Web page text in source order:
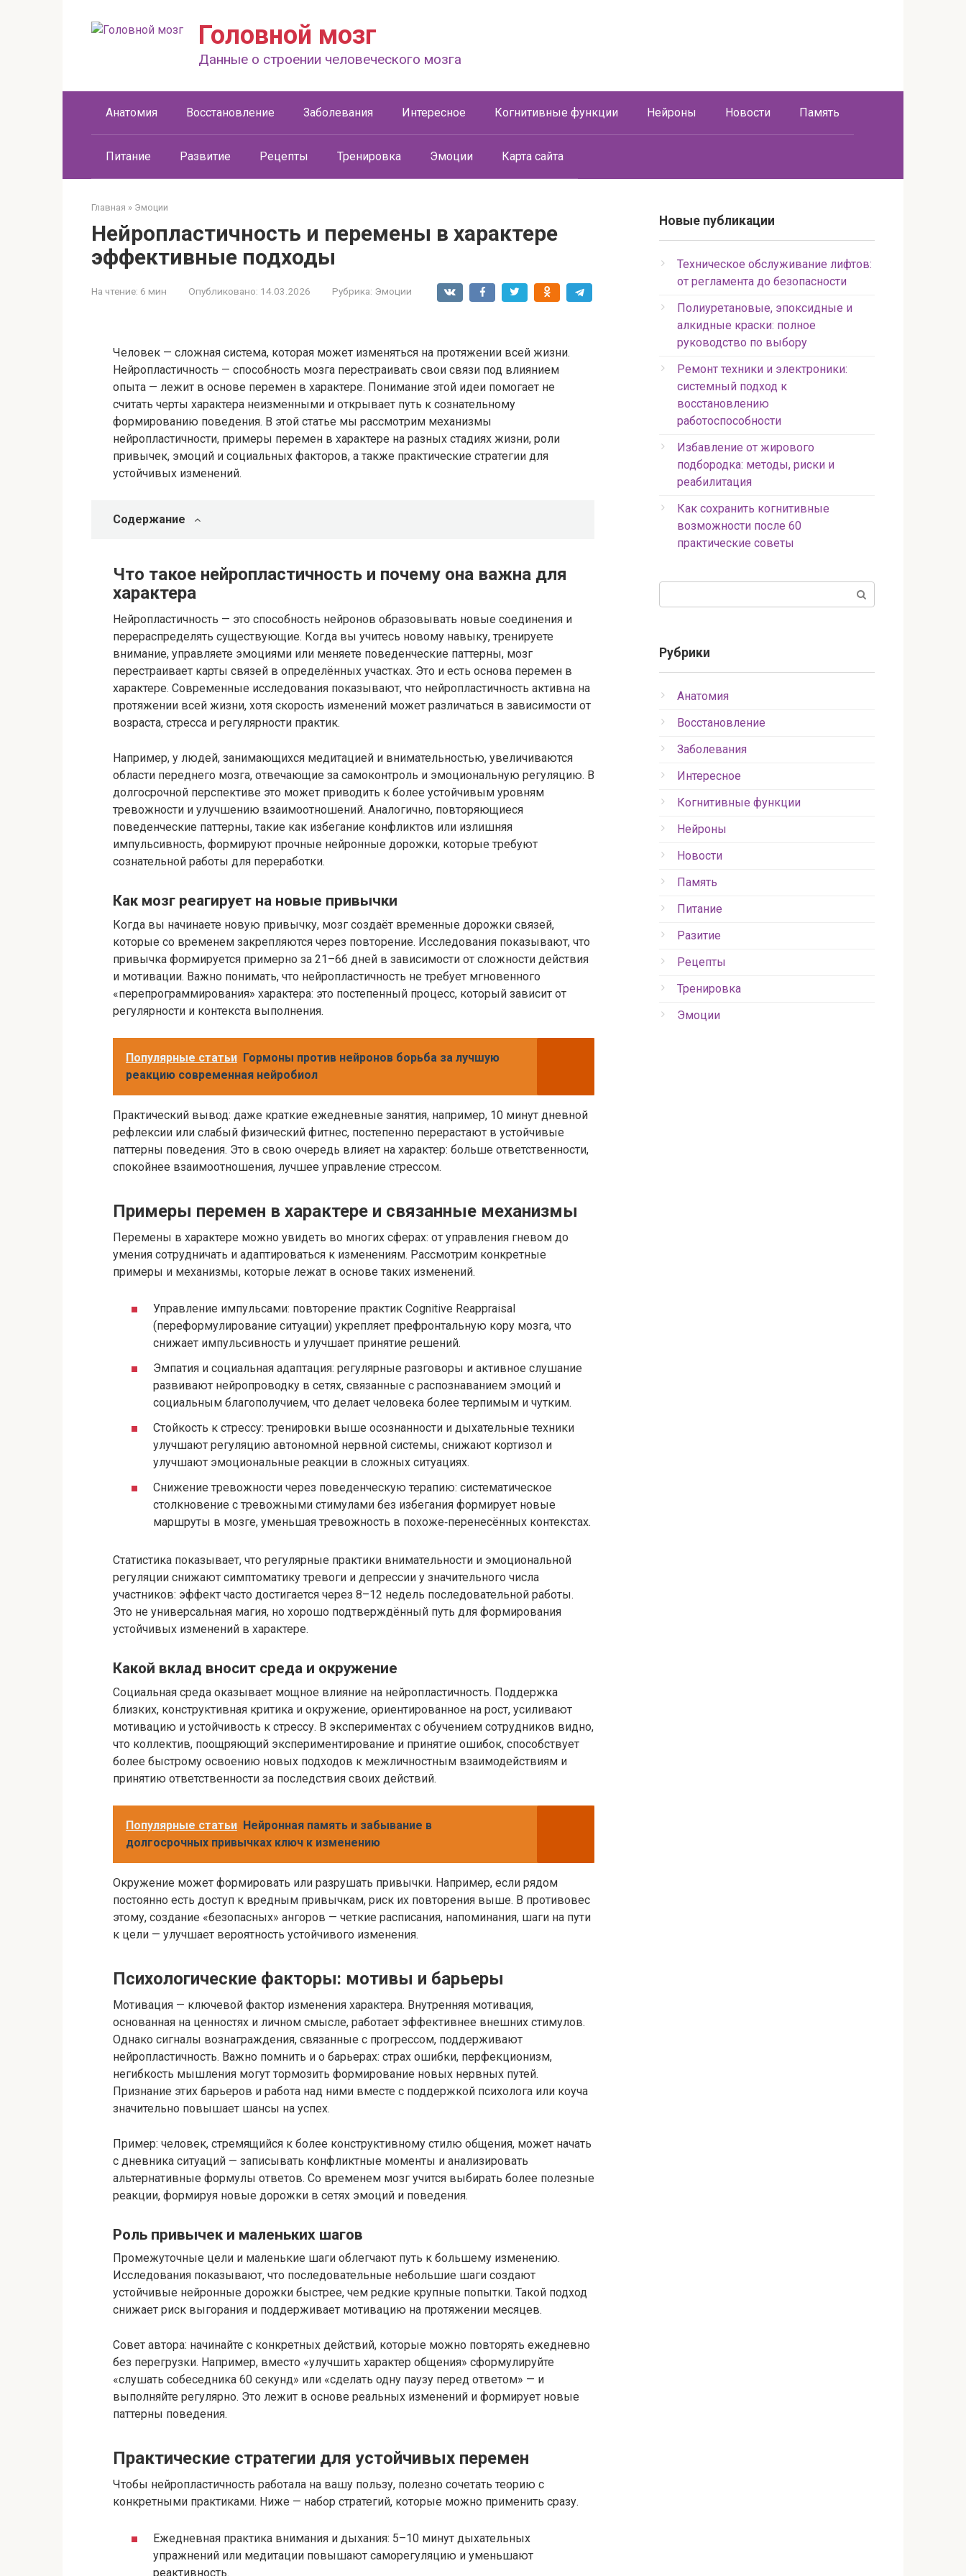
Головной мозг
Данные о строении человеческого мозга
Анатомия Восстановление Заболевания Интересное Когнитивные функции Нейроны Новости Память
Питание Развитие Рецепты Тренировка Эмоции Карта сайта
Главная » Эмоции
Нейропластичность и перемены в характере
эффективные подходы
На чтение: 6 мин Опубликовано: 14.03.2026 Рубрика: Эмоции
Человек — сложная система, которая может изменяться на протяжении всей жизни.
Нейропластичность — способность мозга перестраивать свои связи под влиянием
опыта — лежит в основе перемен в характере. Понимание этой идеи помогает не
считать черты характера неизменными и открывает путь к сознательному
формированию поведения. В этой статье мы рассмотрим механизмы
нейропластичности, примеры перемен в характере на разных стадиях жизни, роли
привычек, эмоций и социальных факторов, а также практические стратегии для
устойчивых изменений.
Содержание
Что такое нейропластичность и почему она важна для
характера
Нейропластичность — это способность нейронов образовывать новые соединения и
перераспределять существующие. Когда вы учитесь новому навыку, тренируете
внимание, управляете эмоциями или меняете поведенческие паттерны, мозг
перестраивает карты связей в определённых участках. Это и есть основа перемен в
характере. Современные исследования показывают, что нейропластичность активна на
протяжении всей жизни, хотя скорость изменений может различаться в зависимости от
возраста, стресса и регулярности практик.
Например, у людей, занимающихся медитацией и внимательностью, увеличиваются
области переднего мозга, отвечающие за самоконтроль и эмоциональную регуляцию. В
долгосрочной перспективе это может приводить к более устойчивым уровням
тревожности и улучшению взаимоотношений. Аналогично, повторяющиеся
поведенческие паттерны, такие как избегание конфликтов или излишняя
импульсивность, формируют прочные нейронные дорожки, которые требуют
сознательной работы для переработки.
Как мозг реагирует на новые привычки
Когда вы начинаете новую привычку, мозг создаёт временные дорожки связей,
которые со временем закрепляются через повторение. Исследования показывают, что
привычка формируется примерно за 21–66 дней в зависимости от сложности действия
и мотивации. Важно понимать, что нейропластичность не требует мгновенного
«перепрограммирования» характера: это постепенный процесс, который зависит от
регулярности и контекста выполнения.
Популярные статьи Гормоны против нейронов борьба за лучшую
реакцию современная нейробиол
Практический вывод: даже краткие ежедневные занятия, например, 10 минут дневной
рефлексии или слабый физический фитнес, постепенно перерастают в устойчивые
паттерны поведения. Это в свою очередь влияет на характер: больше ответственности,
спокойнее взаимоотношения, лучшее управление стрессом.
Примеры перемен в характере и связанные механизмы
Перемены в характере можно увидеть во многих сферах: от управления гневом до
умения сотрудничать и адаптироваться к изменениям. Рассмотрим конкретные
примеры и механизмы, которые лежат в основе таких изменений.
Управление импульсами: повторение практик Cognitive Reappraisal
(переформулирование ситуации) укрепляет префронтальную кору мозга, что
снижает импульсивность и улучшает принятие решений.
Эмпатия и социальная адаптация: регулярные разговоры и активное слушание
развивают нейропроводку в сетях, связанные с распознаванием эмоций и
социальным благополучием, что делает человека более терпимым и чутким.
Стойкость к стрессу: тренировки выше осознанности и дыхательные техники
улучшают регуляцию автономной нервной системы, снижают кортизол и
улучшают эмоциональные реакции в сложных ситуациях.
Снижение тревожности через поведенческую терапию: систематическое
столкновение с тревожными стимулами без избегания формирует новые
маршруты в мозге, уменьшая тревожность в похоже‑перенесённых контекстах.
Статистика показывает, что регулярные практики внимательности и эмоциональной
регуляции снижают симптоматику тревоги и депрессии у значительного числа
участников: эффект часто достигается через 8–12 недель последовательной работы.
Это не универсальная магия, но хорошо подтверждённый путь для формирования
устойчивых изменений в характере.
Какой вклад вносит среда и окружение
Социальная среда оказывает мощное влияние на нейропластичность. Поддержка
близких, конструктивная критика и окружение, ориентированное на рост, усиливают
мотивацию и устойчивость к стрессу. В экспериментах с обучением сотрудников видно,
что коллектив, поощряющий экспериментирование и принятие ошибок, способствует
более быстрому освоению новых подходов к межличностным взаимодействиям и
принятию ответственности за последствия своих действий.
Популярные статьи Нейронная память и забывание в
долгосрочных привычках ключ к изменению
Окружение может формировать или разрушать привычки. Например, если рядом
постоянно есть доступ к вредным привычкам, риск их повторения выше. В противовес
этому, создание «безопасных» ангоров — четкие расписания, напоминания, шаги на пути
к цели — улучшает вероятность устойчивого изменения.
Психологические факторы: мотивы и барьеры
Мотивация — ключевой фактор изменения характера. Внутренняя мотивация,
основанная на ценностях и личном смысле, работает эффективнее внешних стимулов.
Однако сигналы вознаграждения, связанные с прогрессом, поддерживают
нейропластичность. Важно помнить и о барьерах: страх ошибки, перфекционизм,
негибкость мышления могут тормозить формирование новых нервных путей.
Признание этих барьеров и работа над ними вместе с поддержкой психолога или коуча
значительно повышает шансы на успех.
Пример: человек, стремящийся к более конструктивному стилю общения, может начать
с дневника ситуаций — записывать конфликтные моменты и анализировать
альтернативные формулы ответов. Со временем мозг учится выбирать более полезные
реакции, формируя новые дорожки в сетях эмоций и поведения.
Роль привычек и маленьких шагов
Промежуточные цели и маленькие шаги облегчают путь к большему изменению.
Исследования показывают, что последовательные небольшие шаги создают
устойчивые нейронные дорожки быстрее, чем редкие крупные попытки. Такой подход
снижает риск выгорания и поддерживает мотивацию на протяжении месяцев.
Совет автора: начинайте с конкретных действий, которые можно повторять ежедневно
без перегрузки. Например, вместо «улучшить характер общения» сформулируйте
«слушать собеседника 60 секунд» или «сделать одну паузу перед ответом» — и
выполняйте регулярно. Это лежит в основе реальных изменений и формирует новые
паттерны поведения.
Практические стратегии для устойчивых перемен
Чтобы нейропластичность работала на вашу пользу, полезно сочетать теорию с
конкретными практиками. Ниже — набор стратегий, которые можно применить сразу.
Ежедневная практика внимания и дыхания: 5–10 минут дыхательных
упражнений или медитации повышают саморегуляцию и уменьшают
реактивность.
Новые публикации
Техническое обслуживание лифтов:
от регламента до безопасности
Полиуретановые, эпоксидные и
алкидные краски: полное
руководство по выбору
Ремонт техники и электроники:
системный подход к
восстановлению
работоспособности
Избавление от жирового
подбородка: методы, риски и
реабилитация
Как сохранить когнитивные
возможности после 60
практические советы
Рубрики
Анатомия
Восстановление
Заболевания
Интересное
Когнитивные функции
Нейроны
Новости
Память
Питание
Разитие
Рецепты
Тренировка
Эмоции